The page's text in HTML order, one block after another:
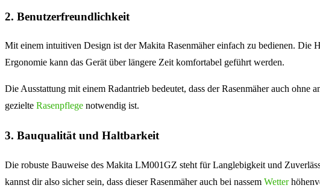
2. Benutzerfreundlichkeit
Mit einem intuitiven Design ist der Makita Rasenmäher einfach zu bedienen. Die
Ergonomie kann das Gerät über längere Zeit komfortabel geführt werden.
Die Ausstattung mit einem Radantrieb bedeutet, dass der Rasenmäher auch
gezielte Rasenpflege notwendig ist.
3. Bauqualität und Haltbarkeit
Die robuste Bauweise des Makita LM001GZ steht für Langlebigkeit und
kannst dir also sicher sein, dass dieser Rasenmäher auch bei nassem Wetter